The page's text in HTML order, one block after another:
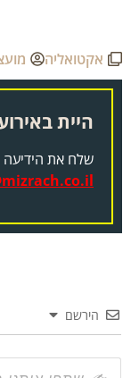
אקטואליה מועצת
היית
שלח את הידיעה
הירשם